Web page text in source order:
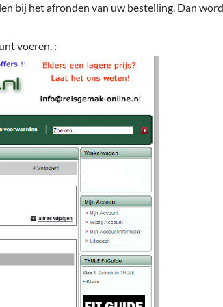
bij het afronden van uw bestelling. Dan
voeren. :